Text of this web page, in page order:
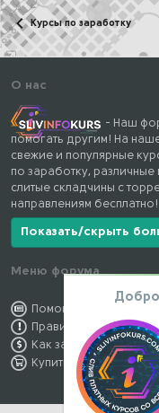
Курсы по заработку
О нас
- Наш
помогать другим! На
свежие и популярные
по заработку,
слитые складчины с
направлениям бесплатно!
Показать/скрыть
Меню форума
Помощь по форуму
Правила форума
Как заработать
Купить премиум